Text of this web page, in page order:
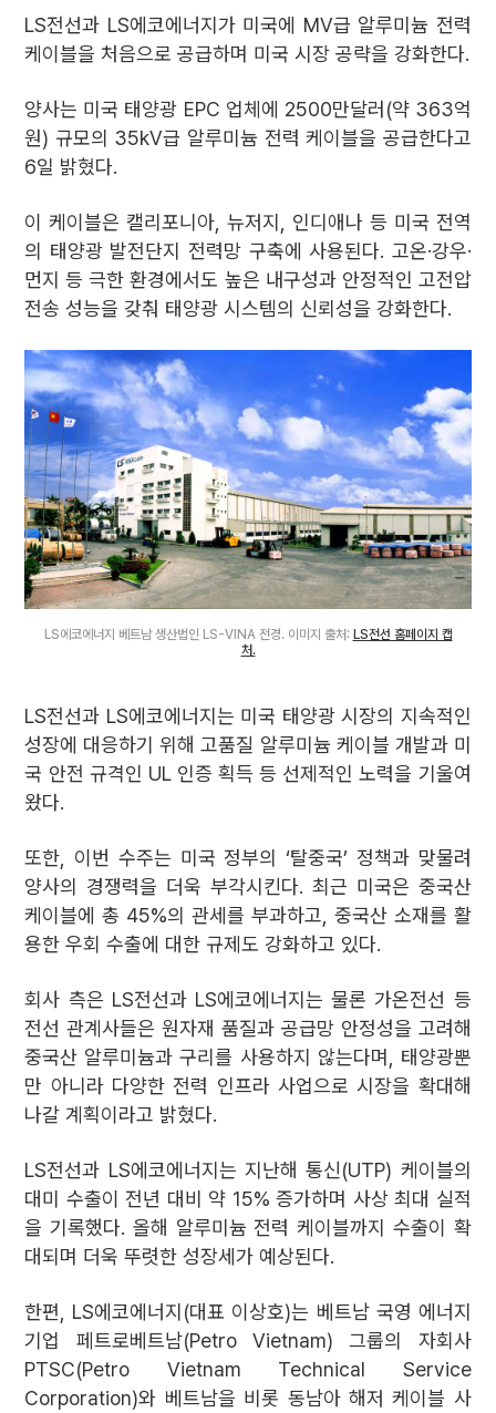
LS전선과 LS에코에너지가 미국에 MV급 알루미늄 전력
케이블을 처음으로 공급하며 미국 시장 공략을 강화한다.
양사는 미국 태양광 EPC 업체에 2500만달러(약 363억
원) 규모의 35kV급 알루미늄 전력 케이블을 공급한다고
6일 밝혔다.
이 케이블은 캘리포니아, 뉴저지, 인디애나 등 미국 전역
의 태양광 발전단지 전력망 구축에 사용된다. 고온·강우·
먼지 등 극한 환경에서도 높은 내구성과 안정적인 고전압
전송 성능을 갖춰 태양광 시스템의 신뢰성을 강화한다.
LS에코에너지 베트남 생산법인 LS-VINA 전경. 이미지 출처: LS전선 홈페이지 캡
처.
LS전선과 LS에코에너지는 미국 태양광 시장의 지속적인
성장에 대응하기 위해 고품질 알루미늄 케이블 개발과 미
국 안전 규격인 UL 인증 획득 등 선제적인 노력을 기울여
왔다.
또한, 이번 수주는 미국 정부의 ‘탈중국’ 정책과 맞물려
양사의 경쟁력을 더욱 부각시킨다. 최근 미국은 중국산
케이블에 총 45%의 관세를 부과하고, 중국산 소재를 활
용한 우회 수출에 대한 규제도 강화하고 있다.
회사 측은 LS전선과 LS에코에너지는 물론 가온전선 등
전선 관계사들은 원자재 품질과 공급망 안정성을 고려해
중국산 알루미늄과 구리를 사용하지 않는다며, 태양광뿐
만 아니라 다양한 전력 인프라 사업으로 시장을 확대해
나갈 계획이라고 밝혔다.
LS전선과 LS에코에너지는 지난해 통신(UTP) 케이블의
대미 수출이 전년 대비 약 15% 증가하며 사상 최대 실적
을 기록했다. 올해 알루미늄 전력 케이블까지 수출이 확
대되며 더욱 뚜렷한 성장세가 예상된다.
한편, LS에코에너지(대표 이상호)는 베트남 국영 에너지
기업 페트로베트남(Petro Vietnam) 그룹의 자회사
PTSC(Petro Vietnam Technical Service
Corporation)와 베트남을 비롯 동남아 해저 케이블 사